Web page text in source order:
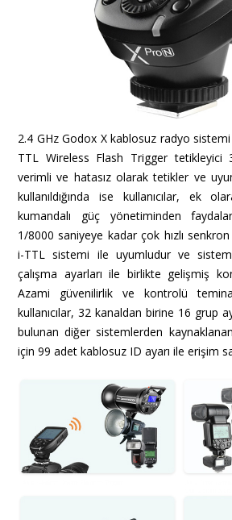
2.4 GHz Godox X kablosuz radyo sistemi
TTL Wireless Flash Trigger tetikleyici
verimli ve hatasız olarak tetikler ve
kullanıldığında ise kullanıcılar, ek
kumandalı güç yönetiminden
1/8000 saniyeye kadar çok hızlı
i-TTL sistemi ile uyumludur ve
çalışma ayarları ile birlikte gelişmiş
Azami güvenilirlik ve kontrolü
kullanıcılar, 32 kanaldan birine 16 grup
bulunan diğer sistemlerden
için 99 adet kablosuz ID ayarı ile erişim